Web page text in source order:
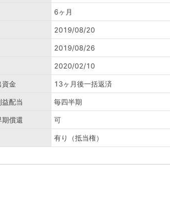
6ヶ月
2019/08/20
2019/08/26
2020/02/10
資金 13ヶ月後一括返済
益配当 毎四半期
期償還 可
有り（抵当権）